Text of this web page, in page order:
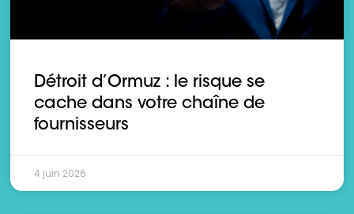
Détroit d’Ormuz : le risque se
cache dans votre chaîne de
fournisseurs
4 juin 2026